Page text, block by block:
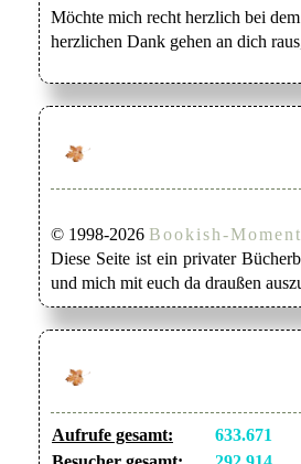
Möchte mich recht herzlich bei
herzlichen Dank gehen an dich
© 1998-2026 Bookish-
Diese Seite ist ein privater
und mich mit euch da draußen
Aufrufe gesamt:
633.671